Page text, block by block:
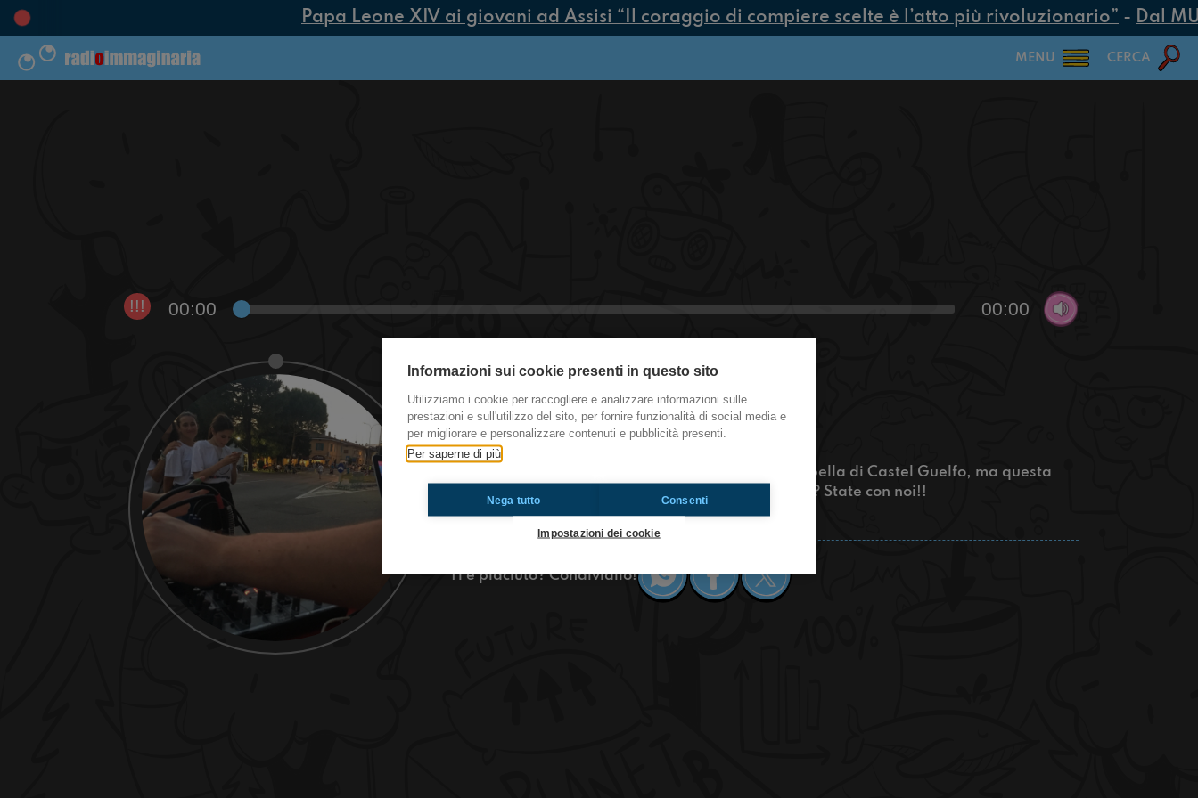
Papa Leone XIV ai giovani ad Assisi “Il coraggio di compiere scelte è l’atto più rivoluzionario”- Dal
MENU CERCA
!!! 00:00 00:00
#castelguelfo Rivalità tra sagre
Event
Siamo ancora qui alla Sagra del vino e della ciambella di Castel Guelfo, ma questa
non è l’unica in zona. Siete pronti a scoprirne altre? State con noi!!
Ti è piaciuto? Condividilo!
Informazioni sui cookie presenti in questo sito
Utilizziamo i cookie per raccogliere e analizzare informazioni sulle
prestazioni e sull'utilizzo del sito, per fornire funzionalità di social media e
per migliorare e personalizzare contenuti e pubblicità presenti.
Per saperne di più
Nega tutto Consenti
Impostazioni dei cookie